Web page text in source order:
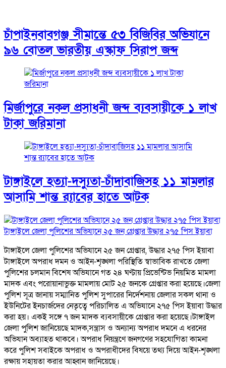
চাঁপাইনবাবগঞ্জ সীমান্তে ৫৩ বিজিবির অভিযানে
৯৬ বোতল ভারতীয় এস্কাফ সিরাপ জব্দ
মির্জাপুরে নকল প্রসাধনী জব্দ ব্যবসায়ীকে ১ লাখ
টাকা জরিমানা
টাঙ্গাইলে হত্যা-দস্যুতা-চাঁদাবাজিসহ ১১ মামলার
আসামি শান্ত র‍্যাবের হাতে আটক
টাঙ্গাইলে জেলা পুলিশের অভিযানে ২৫ জন গ্রেপ্তার উদ্ধার ২৭৫ পিস ইয়াবা
টাঙ্গাইলে জেলা পুলিশের অভিযানে ২৫ জন গ্রেপ্তার, উদ্ধার ২৭৫ পিস ইয়াবা
টাঙ্গাইলে অপরাধ দমন ও আইন-শৃঙ্খলা পরিস্থিতি স্বাভাবিক রাখতে জেলা
পুলিশের চলমান বিশেষ অভিযানে গত ২৪ ঘণ্টায় প্রিভেন্টিভ নিয়মিত মামলা
মাদক এবং পরোয়ানাভুক্ত মামলায় মোট ২৫ জনকে গ্রেপ্তার করা হয়েছে।জেলা
পুলিশ সূত্র জানায় সম্মানিত পুলিশ সুপারের নির্দেশনায় জেলার সকল থানা ও
ইউনিটের ইনচার্জদের নেতৃত্বে পরিচালিত এ অভিযানে ২৭৫ পিস ইয়াবা উদ্ধার
করা হয়। একই সঙ্গে ৭ জন মাদক ব্যবসায়ীকে গ্রেপ্তার করা হয়েছে।টাঙ্গাইল
জেলা পুলিশ জানিয়েছে মাদক,সন্ত্রাস ও অন্যান্য অপরাধ দমনে এ ধরনের
অভিযান অব্যাহত থাকবে। অপরাধ নিয়ন্ত্রণে জনগণের সহযোগিতা কামনা
করে পুলিশ সবাইকে অপরাধ ও অপরাধীদের বিষয়ে তথ্য দিয়ে আইন-শৃঙ্খলা
রক্ষায় সহায়তা করার আহ্বান জানিয়েছে।